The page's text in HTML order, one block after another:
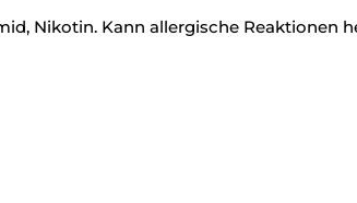
Nikotin. Kann allergische Reaktionen